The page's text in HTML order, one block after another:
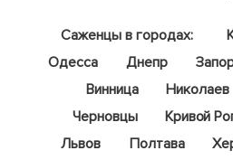
Саженцы в городах:
Одесса
Днепр
Винница
Николаев
Черновцы
Кривой
Львов
Полтава